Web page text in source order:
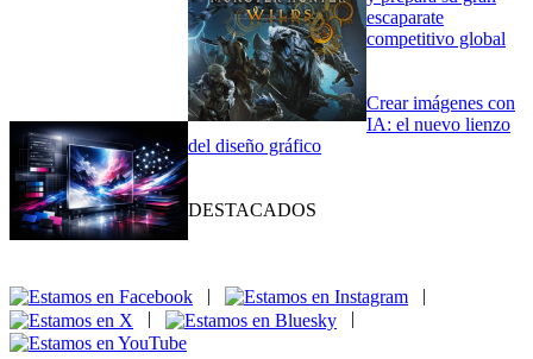
escaparate
competitivo global
Crear imágenes con
IA: el nuevo lienzo
del diseño gráfico
DESTACADOS
|
|